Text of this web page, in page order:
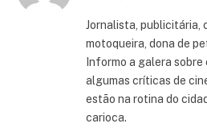
Jornalista, publicitária,
motoqueira, dona de
Informo a galera
algumas críticas de
estão na rotina do
carioca.